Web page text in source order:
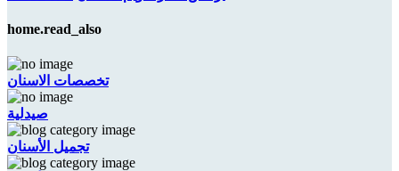
home.read_also
تخصصات الاسنان
صيدلية
تجميل الأسنان